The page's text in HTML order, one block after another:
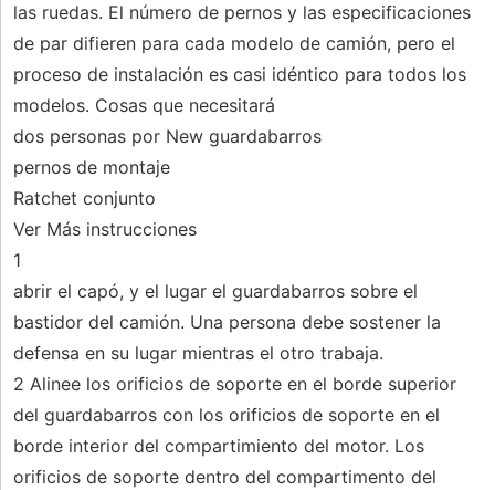
las ruedas. El número de pernos y las especificaciones
de par difieren para cada modelo de camión, pero el
proceso de instalación es casi idéntico para todos los
modelos. Cosas que necesitará
dos personas por New guardabarros
pernos de montaje
Ratchet conjunto
Ver Más instrucciones
1
abrir el capó, y el lugar el guardabarros sobre el
bastidor del camión. Una persona debe sostener la
defensa en su lugar mientras el otro trabaja.
2 Alinee los orificios de soporte en el borde superior
del guardabarros con los orificios de soporte en el
borde interior del compartimiento del motor. Los
orificios de soporte dentro del compartimento del